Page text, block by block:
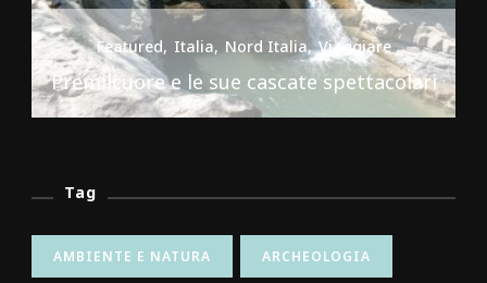
Featured Italia Nord Italia Viaggiare
Premilcuore e le sue cascate spettacolari
Tag
AMBIENTE E NATURA ARCHEOLOGIA